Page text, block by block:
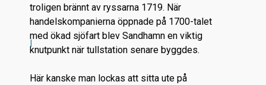
l
troligen brännt av ryssarna 1719. När
handelskompanierna öppnade på 1700-talet
med ökad sjöfart blev Sandhamn en viktig
knutpunkt när tullstation senare byggdes.
Här kanske man lockas att sitta ute på